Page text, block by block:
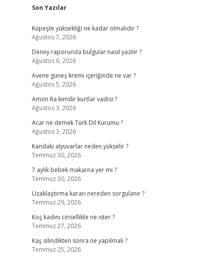
Sidebar
Son Yazılar
Küpeşte yüksekliği ne kadar olmalıdır ?
Ağustos 7, 2026
Deney raporunda bulgular nasıl yazılır ?
Ağustos 6, 2026
Avene güneş kremi içeriğinde ne var ?
Ağustos 5, 2026
Amon Ra kimdir kurtlar vadisi ?
Ağustos 3, 2026
Acar ne demek Türk Dil Kurumu ?
Ağustos 3, 2026
Kandaki alyuvarlar neden yükselir ?
Temmuz 30, 2026
7 aylık bebek makarna yer mi ?
Temmuz 30, 2026
Uzaklaştırma kararı nereden sorgulanır ?
Temmuz 29, 2026
Koç kadını cinsellikte ne ister ?
Temmuz 27, 2026
Kaş silindikten sonra ne yapılmalı ?
Temmuz 25, 2026